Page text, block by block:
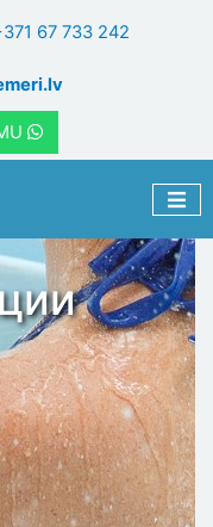
67 733 242